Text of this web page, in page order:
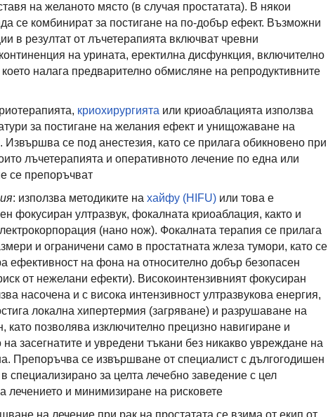
на желаното място (в случая простатата). В някои
се комбинират за постигане на по-добър ефект. Възможни
в резултат от лъчетерапията включват чревни
на урината, еректилна дисфункция, включително
което налага предварително обмисляне на репродуктивните
криохирургията или криоаблацията използва
за постигане на желания ефект и унищожаване на
Извършва се под анестезия, като се прилага обикновено при
лъчетерапията и оперативното лечение по една или
се препоръчват
: използва методиките на хайфу (HIFU)или това е
фокусиран ултразвук, фокалната криоаблация, както и
(нано нож). Фокалната терапия се прилага
и ограничени само в простатната жлеза тумори, като се
ефективност на фона на относително добър безопасен
от нежелани ефекти). Високоинтензивният фокусиран
насочена и с висока интензивност ултразвукова енергия,
локална хипертермия (загряване) и разрушаване на
като позволява изключително прецизно навигиране и
засегнатите и увредени тъкани без никакво увреждане на
Препоръчва се извършване от специалист с дългогодишен
специализирано за целта лечебно заведение с цел
лечението и минимизиране на рисковете
на лечение при рак на простатата се взима от екип от